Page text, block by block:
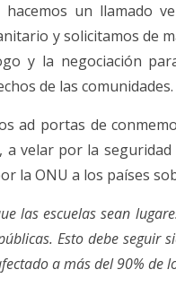
hacemos un llamado
y solicitamos de
y la negociación
de las comunidades.
ad portas de
a velar por la
la ONU a los países
las escuelas sean
Esto debe seguir
a más del 90% de